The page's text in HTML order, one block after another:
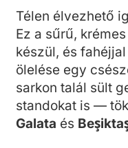
Télen élvezhető
Ez a sűrű,
készül, és
ölelése egy
sarkon talál sült
standokat is —
Galata és